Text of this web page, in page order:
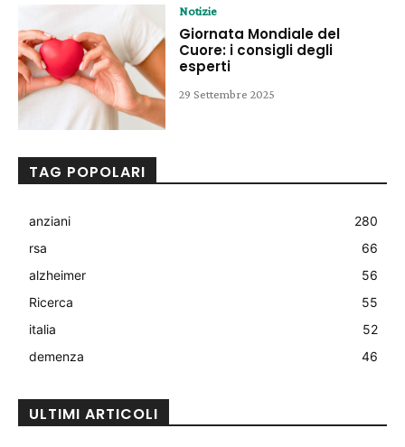
Notizie
Giornata Mondiale del
Cuore: i consigli degli
esperti
29 Settembre 2025
TAG POPOLARI
anziani
280
rsa
66
alzheimer
56
Ricerca
55
italia
52
demenza
46
ULTIMI ARTICOLI